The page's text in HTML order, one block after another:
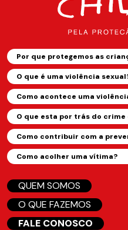
Por que protegemos as
O que é uma violência
Como acontece uma
O que esta por trás do
Como contribuir com a
Como acolher uma vítima?
QUEM SOMOS
O QUE FAZEMOS
FALE CONOSCO